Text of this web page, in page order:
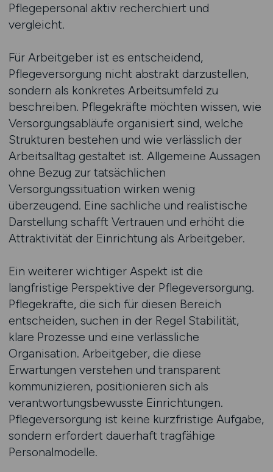
Pflegepersonal aktiv recherchiert und
vergleicht.
Für Arbeitgeber ist es entscheidend,
Pflegeversorgung nicht abstrakt darzustellen,
sondern als konkretes Arbeitsumfeld zu
beschreiben. Pflegekräfte möchten wissen, wie
Versorgungsabläufe organisiert sind, welche
Strukturen bestehen und wie verlässlich der
Arbeitsalltag gestaltet ist. Allgemeine Aussagen
ohne Bezug zur tatsächlichen
Versorgungssituation wirken wenig
überzeugend. Eine sachliche und realistische
Darstellung schafft Vertrauen und erhöht die
Attraktivität der Einrichtung als Arbeitgeber.
Ein weiterer wichtiger Aspekt ist die
langfristige Perspektive der Pflegeversorgung.
Pflegekräfte, die sich für diesen Bereich
entscheiden, suchen in der Regel Stabilität,
klare Prozesse und eine verlässliche
Organisation. Arbeitgeber, die diese
Erwartungen verstehen und transparent
kommunizieren, positionieren sich als
verantwortungsbewusste Einrichtungen.
Pflegeversorgung ist keine kurzfristige Aufgabe,
sondern erfordert dauerhaft tragfähige
Personalmodelle.